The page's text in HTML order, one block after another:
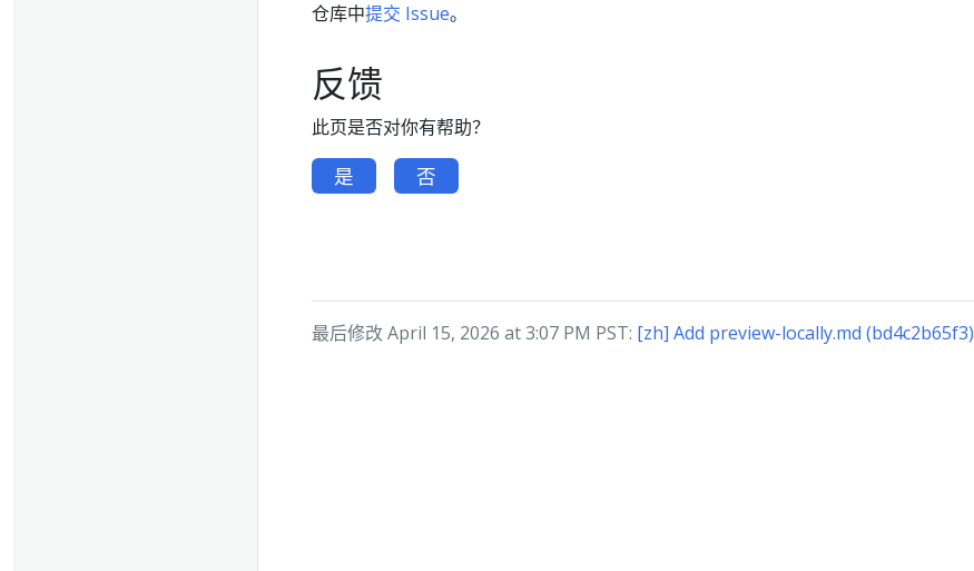
仓库中提交 Issue。
反馈
此页是否对你有帮助？
是 否
最后修改 April 15, 2026 at 3:07 PM PST: [zh] Add preview-locally.md (bd4c2b65f3)